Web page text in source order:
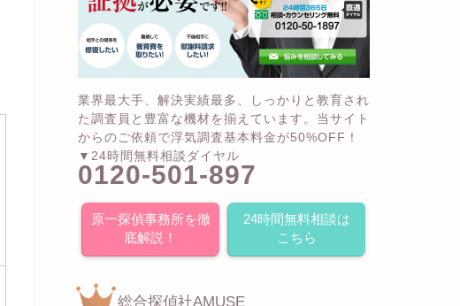
業界最大手、解決実績最多、しっかりと教育され
た調査員と豊富な機材を揃えています。当サイト
からのご依頼で浮気調査基本料金が50%OFF！
▼24時間無料相談ダイヤル
0120-501-897
原一探偵事務所を徹
底解説！
24時間無料相談は
こちら
総合探偵社AMUSE